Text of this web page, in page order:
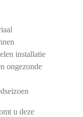
installatie
ongezonde
u deze